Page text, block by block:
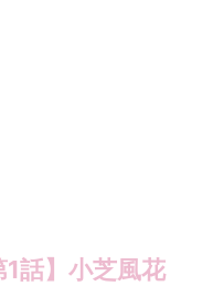
話】小芝風花